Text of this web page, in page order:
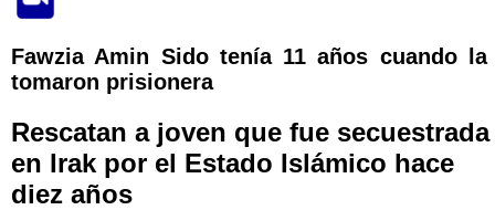
Fawzia Amin Sido tenía 11 años cuando la
tomaron prisionera
Rescatan a joven que fue secuestrada
en Irak por el Estado Islámico hace
diez años